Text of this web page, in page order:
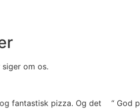
om os.
fantastisk pizza. Og det
“ God